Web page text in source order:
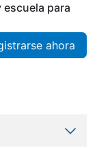
para
ahora